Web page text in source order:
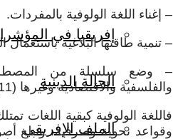
إفريقيا في
الحالة الدينية
الملف الإفريقي
– إغناء اللغة الولوفية بالمفردات.
– تنمية طاقتها البلاغية باستعمال
– وضع سلسلة من
والفلسفية والاقتصادية وغيرها (11).
فاللغة الولوفية كبقية اللغات